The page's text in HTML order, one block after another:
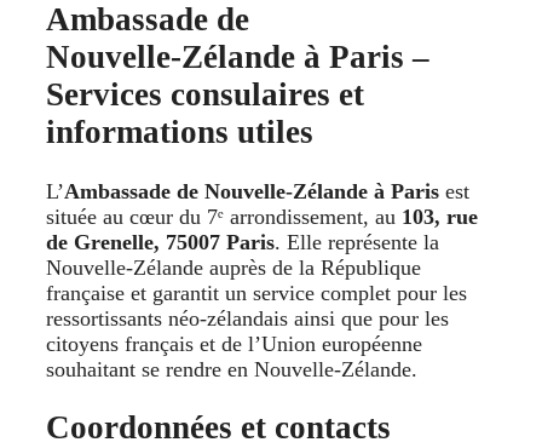
Ambassade de
Nouvelle‑Zélande à Paris –
Services consulaires et
informations utiles
L’Ambassade de Nouvelle‑Zélande à Paris est
située au cœur du 7ᵉ arrondissement, au 103, rue
de Grenelle, 75007 Paris. Elle représente la
Nouvelle‑Zélande auprès de la République
française et garantit un service complet pour les
ressortissants néo‑zélandais ainsi que pour les
citoyens français et de l’Union européenne
souhaitant se rendre en Nouvelle‑Zélande.
Coordonnées et contacts